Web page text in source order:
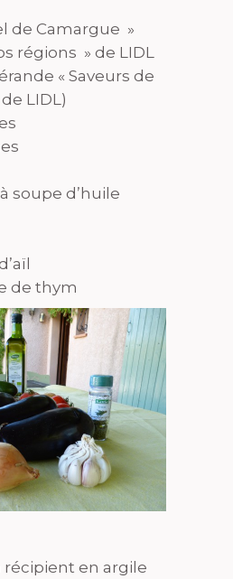
de Camargue »
régions » de LIDL
« Saveurs de
LIDL)
soupe d’huile
de thym
récipient en argile